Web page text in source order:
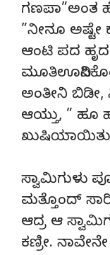
ಗಣಪಾ”ಅಂತ
”ನೀನೂ
ಆಂಟಿ ಪದ
ಅಂತೀನಿ ಬಿಡೀ,
ಆಯ್ತು, ” ಹೂ
ಸ್ವಾಮಿಗುಳು
ಮತ್ತೊಂದ್
ಆದ್ರ ಆ
ಕಣ್ರೀ.